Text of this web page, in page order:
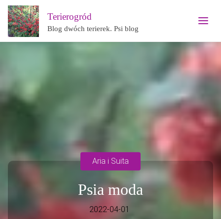
Terierogród
Blog dwóch terierek. Psi blog
Psia moda
2022-04-01
Aria i Suita